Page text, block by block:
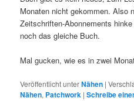
Monaten nicht gekommen. Also
Zeitschriften-Abonnements
noch das gleiche Buch.
Mal gucken, wie es in zwei
Veröffentlicht unterNähen |
Nähen, Patchwork |Schreibe